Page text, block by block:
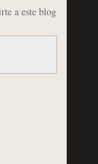
a este blog